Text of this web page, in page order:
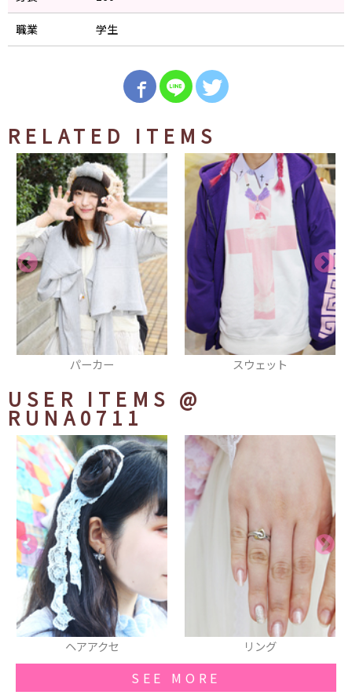
職業 学生
RELATED ITEMS
パーカー スウェット
USER ITEMS @
RUNA0711
ヘアアクセ リング
SEE MORE